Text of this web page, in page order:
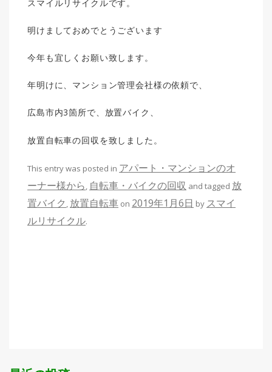
スマイルリサイクルです。
明けましておめでとうございます
今年も宜しくお願い致します。
年明けに、マンション管理会社様の依頼で、
広島市内3箇所で、放置バイク、
放置自転車の回収を致しました。
This entry was posted in アパート・マンションのオ
ーナー様から, 自転車・バイクの回収 and tagged 放
置バイク , 放置自転車 on 2019年1月6日 by スマイ
ルリサイクル.